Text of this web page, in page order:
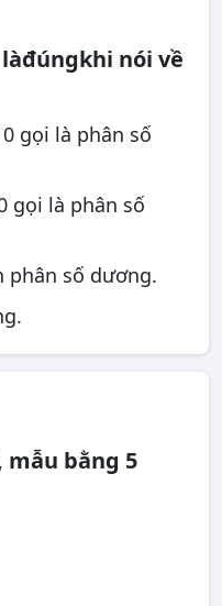
nói về
gọi là phân số
gọi là phân số
phân số dương.
mẫu bằng 5